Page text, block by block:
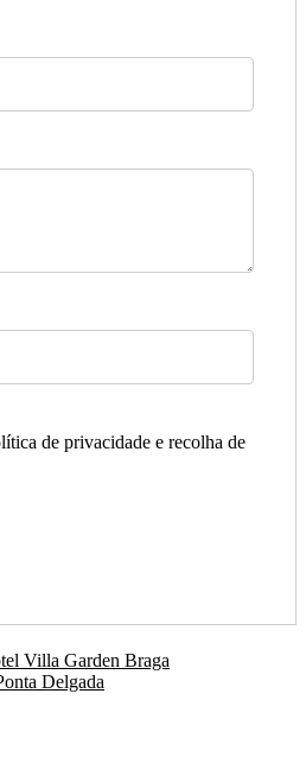
de privacidade e recolha de
Villa Garden Braga
Delgada